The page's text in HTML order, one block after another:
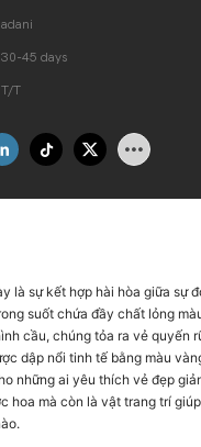
adani
30-45 days
T/T
là sự kết hợp hài hòa giữa sự
suốt chứa đầy chất lỏng
cầu, chúng tỏa ra vẻ quyến
dập nổi tinh tế bằng màu
những ai yêu thích vẻ đẹp
hoa mà còn là vật trang trí